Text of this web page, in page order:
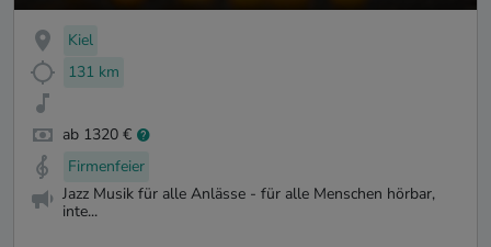
Kiel
131 km
ab 1320 €
Firmenfeier
Jazz Musik für alle Anlässe - für alle Menschen hörbar,
inte...